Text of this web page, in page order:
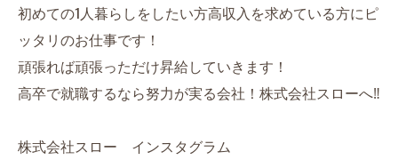
初めての1人暮らしをしたい方高収入を求めている方にピ
ッタリのお仕事です！
頑張れば頑張っただけ昇給していきます！
高卒で就職するなら努力が実る会社！株式会社スローへ‼︎
株式会社スロー インスタグラム